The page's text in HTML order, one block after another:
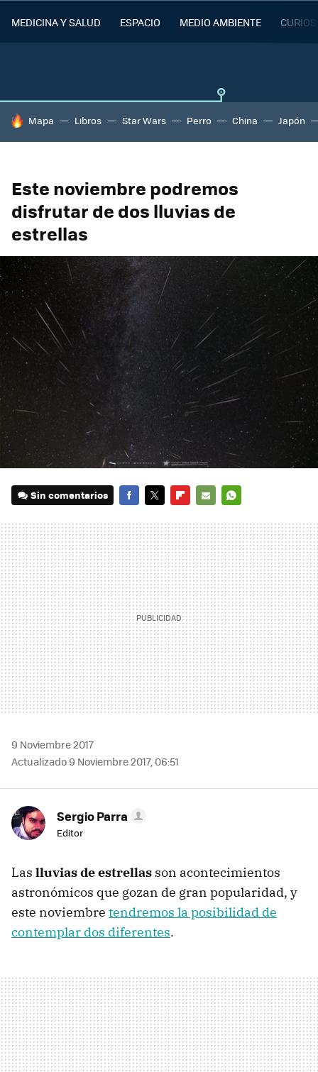
MEDICINA Y SALUD ESPACIO MEDIO AMBIENTE
HOY SE HABLA DE
Mapa Libros Star Wars Perro China Japón
Este noviembre podremos
disfrutar de dos lluvias de
estrellas
Sin comentarios
MAIL
9 Noviembre 2017
Actualizado 9 Noviembre 2017, 06:51
Sergio Parra
Editor
Las lluvias de estrellas son acontecimientos
astronómicos que gozan de gran popularidad, y
este noviembre tendremos la posibilidad de
contemplar dos diferentes.